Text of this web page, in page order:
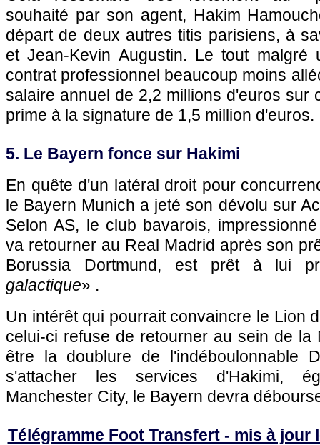
souhaité par son agent, Hakim
départ de deux autres titis parisiens, à
et Jean-Kevin Augustin. Le tout malgré
contrat professionnel beaucoup moins
salaire annuel de 2,2 millions d'euros sur
prime à la signature de 1,5 million d'euros.
5. Le Bayern fonce sur Hakimi
En quête d'un latéral droit pour
le Bayern Munich a jeté son dévolu sur
Selon AS, le club bavarois,
va retourner au Real Madrid après son
Borussia Dortmund, est prêt à lui
galactique» .
Un intérêt qui pourrait convaincre le Lion
celui-ci refuse de retourner au sein de la
être la doublure de l'indéboulonnable
s'attacher les services d'Hakimi,
Manchester City, le Bayern devra
Télégramme Foot Transfert - mis à jour